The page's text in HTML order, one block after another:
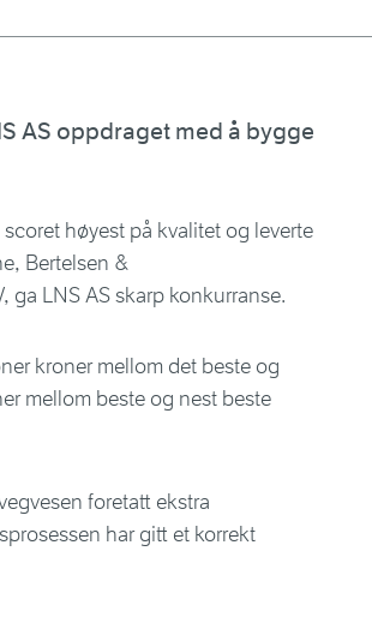
AS oppdraget med å bygge
høyest på kvalitet og leverte
Bertelsen &
ga LNS AS skarp konkurranse.
kroner mellom det beste og
mellom beste og nest beste
foretatt ekstra
har gitt et korrekt